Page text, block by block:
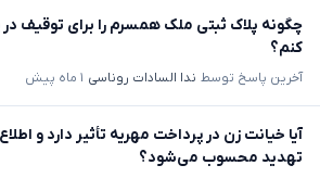
چگونه پلاک ثبتی ملک همسرم را برای توقیف در
کنم؟
آخرین پاسخ توسط ندا السادات روناسی ۱ ماه پیش
آیا خیانت زن در پرداخت مهریه تأثیر دارد و
تهدید محسوب می‌شود؟